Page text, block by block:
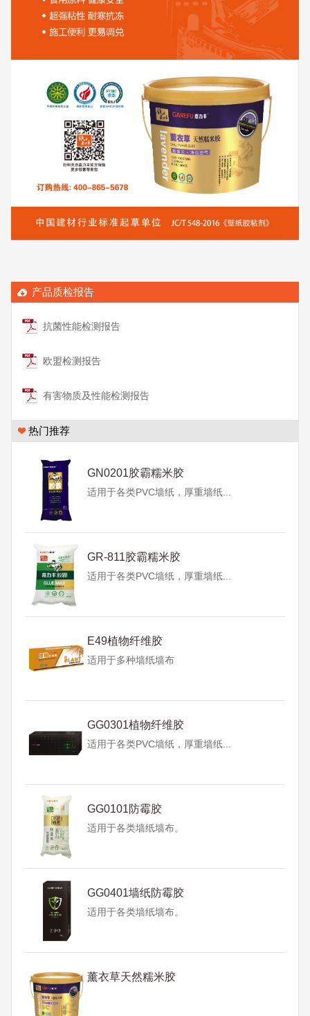
产品质检报告
抗菌性能检测报告
欧盟检测报告
有害物质及性能检测报告
热门推荐
GN0201胶霸糯米胶
适用于各类PVC墙纸，厚重墙纸...
GR-811胶霸糯米胶
适用于各类PVC墙纸，厚重墙纸...
E49植物纤维胶
适用于多种墙纸墙布
GG0301植物纤维胶
适用于各类PVC墙纸，厚重墙纸...
GG0101防霉胶
适用于各类墙纸墙布。
GG0401墙纸防霉胶
适用于各类墙纸墙布。
薰衣草天然糯米胶